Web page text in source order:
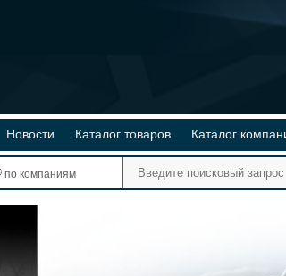
Новости Каталог товаров Каталог
по компаниям